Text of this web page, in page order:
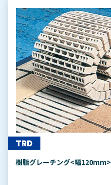
TRD
樹脂グレーチング<幅120mm>